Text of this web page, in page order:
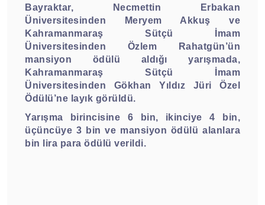
Bayraktar, Necmettin Erbakan
Üniversitesinden Meryem Akkuş ve
Kahramanmaraş Sütçü İmam
Üniversitesinden Özlem Rahatgün’ün
mansiyon ödülü aldığı yarışmada,
Kahramanmaraş Sütçü İmam
Üniversitesinden Gökhan Yıldız Jüri Özel
Ödülü’ne layık görüldü.
Yarışma birincisine 6 bin, ikinciye 4 bin,
üçüncüye 3 bin ve mansiyon ödülü alanlara
bin lira para ödülü verildi.